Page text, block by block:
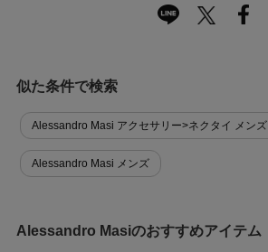
似た条件で検索
Alessandro Masi アクセサリー>ネクタイ メンズ
Alessandro Masi メンズ
Alessandro Masiのおすすめアイテム